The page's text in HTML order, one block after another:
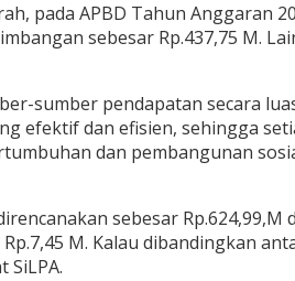
pada APBD Tahun Anggaran
sebesar Rp.437,75 M.
sumber pendapatan secara
efektif dan efisien, sehingga
dan pembangunan
sebesar
M. Kalau dibandingkan
SiLPA.